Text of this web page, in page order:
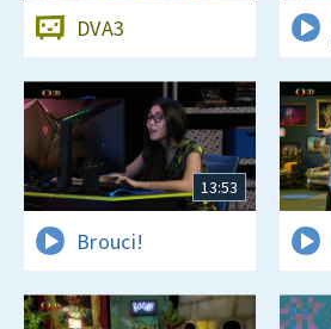
DVA3
13:53
Brouci!